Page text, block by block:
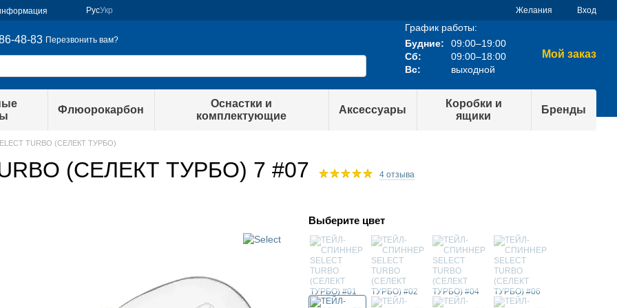
РусУкр Желания Вход
48-83 Перезвонить вам?
График работы:
Будние:
09:00–19:00
Сб:
09:00–18:00
Вс:
выходной
Мой заказ
Флюорокарбон
Оснастки и
комплектующие
Аксессуары
Коробки и
ящики
Бренды
TURBO (СЕЛЕКТ ТУРБО)
(СЕЛЕКТ ТУРБО) 7 #07 4 отзыва
Выберите цвет